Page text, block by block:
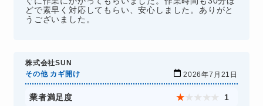
どで素早く対応してもらい、安心しました。ありがと
うございました。
株式会社SUN
その他 カギ開け
2026年7月21日
業者満足度 ★ ★ ★ ★ ★ 1